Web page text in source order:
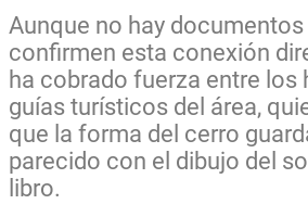
Aunque no hay
confirmen esta conexión
ha cobrado fuerza entre los
guías turísticos del área,
que la forma del cerro
parecido con el dibujo del
libro.